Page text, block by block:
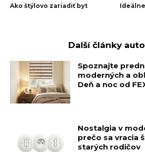
Ako štýlovo zariadiť byt
Další články
Spoznajte
moderných a
Deň a noc od
Nostalgia v
prečo sa vracia
starých rodičov